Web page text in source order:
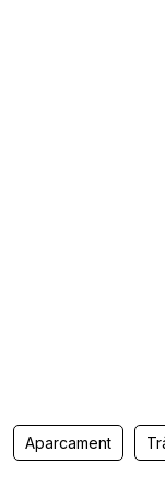
Aparcament